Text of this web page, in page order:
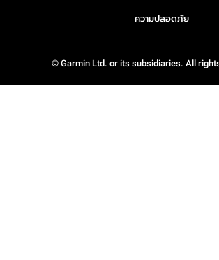
© Garmin Ltd. or its subsidiaries. All
ความปลอดภัย